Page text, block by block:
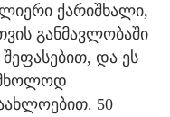
ქარიშხალი,
განმავლობაში
და ეს
მხოლოდ
50